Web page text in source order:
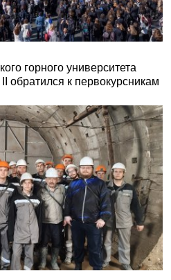
горного университета
обратился к первокурсникам